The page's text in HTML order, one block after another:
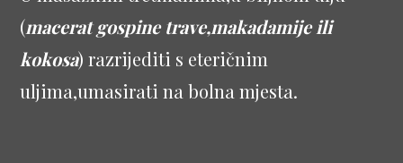
(macerat gospine trave,makadamije ili
kokosa) razrijediti s eteričnim
uljima,umasirati na bolna mjesta.